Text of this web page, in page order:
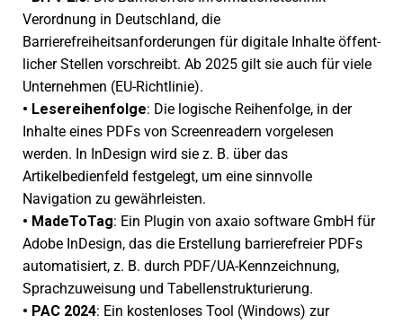
Verordnung in Deutschland, die
Barrierefreiheitsanforderungen für digi­tale Inhalte öffent­
li­cher Stellen vorschreibt. Ab 2025 gilt sie auch für viele
Unternehmen (EU-Richtlinie).
• Lesereihenfolge: Die logi­sche Reihenfolge, in der
Inhalte eines PDFs von Screenreadern vorge­le­sen
werden. In InDesign wird sie z. B. über das
Artikelbedienfeld fest­ge­legt, um eine sinn­volle
Navigation zu gewähr­leis­ten.
• MadeToTag: Ein Plugin von axaio soft­ware GmbH für
Adobe InDesign, das die Erstellung barrie­re­freier PDFs
auto­ma­ti­siert, z. B. durch PDF/UA-Kennzeichnung,
Sprachzuweisung und Tabellenstrukturierung.
• PAC 2024: Ein kosten­lo­ses Tool (Windows) zur